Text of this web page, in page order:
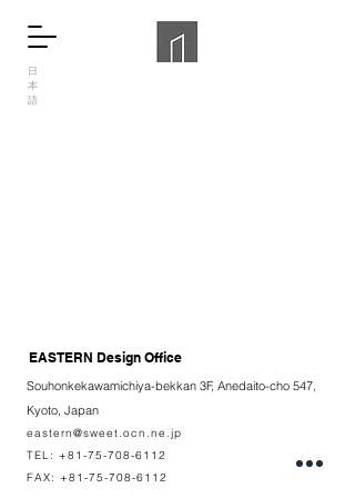
日
本
語
EASTERN Design Office
Souhonkekawamichiya-bekkan 3F, Anedaito-cho 547,
Kyoto, Japan
eastern@sweet.ocn.ne.jp
TEL: +81-75-708-6112
FAX: +81-75-708-6112